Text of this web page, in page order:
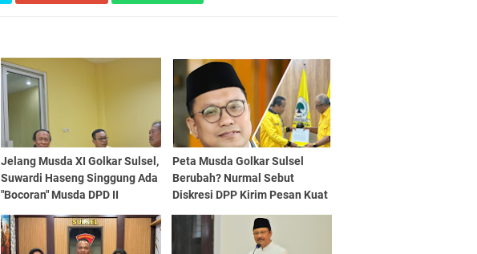
Jelang Musda XI Golkar Sulsel,
Suwardi Haseng Singgung Ada
"Bocoran" Musda DPD II
Peta Musda Golkar Sulsel
Berubah? Nurmal Sebut
Diskresi DPP Kirim Pesan Kuat